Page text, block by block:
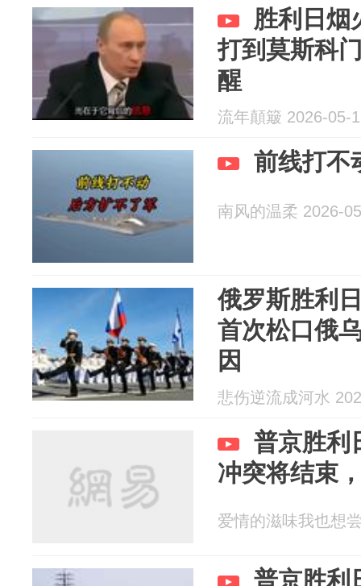
胜利日烟
打到莫斯科
醒
流年顛簸 2026-05-
前线打不
南风的温柔 2026-
俄罗斯胜利
首次松口俄
因
悲伤逆流成河水
普京胜利
冲突将结束
爱情的滋味我也想
普京胜利